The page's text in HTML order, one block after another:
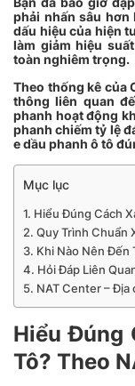
phải nhấn sâu
dấu hiệu của hiện
làm giảm hiệu
toàn nghiêm trọng.
Theo thống kê của
thông liên quan
phanh hoạt động
phanh chiếm tỷ lệ
e dầu phanh ô tô
Mục lục
Hiểu Đúng Cách
Quy Trình Chuẩn
Khi Nào Nên Đến
Hỏi Đáp Liên
NAT Center – Địa
Hiểu Đúng
Tô? Theo